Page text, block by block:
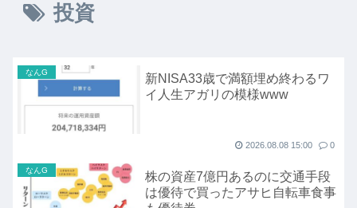
投資
なんG
新NISA33歳で満額埋め終わるワ
イ人生アガリの模様www
2026.08.08 15:00 0
なんG
株の資産7億円あるのに交通手段
は優待で買ったアサヒ自転車食事